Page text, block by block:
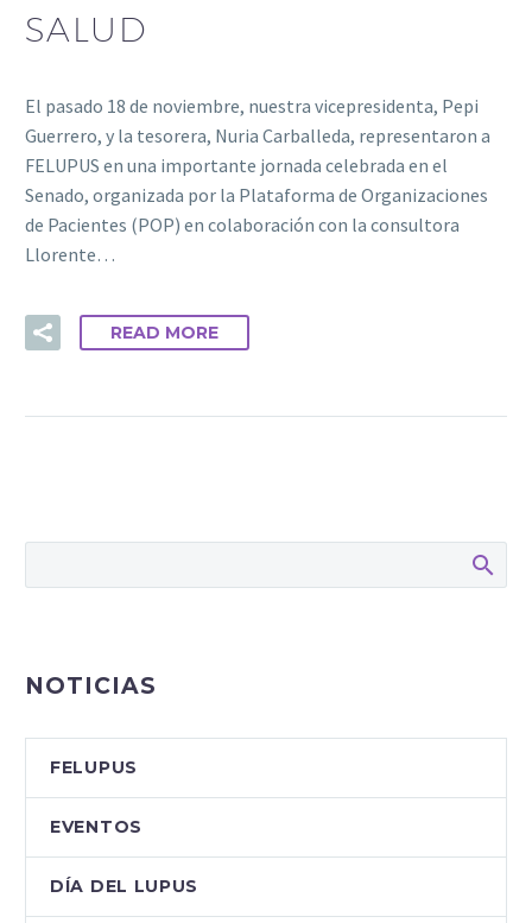
SALUD
El pasado 18 de noviembre, nuestra vicepresidenta, Pepi
Guerrero, y la tesorera, Nuria Carballeda, representaron a
FELUPUS en una importante jornada celebrada en el
Senado, organizada por la Plataforma de Organizaciones
de Pacientes (POP) en colaboración con la consultora
Llorente…
READ MORE
NOTICIAS
FELUPUS
EVENTOS
DÍA DEL LUPUS